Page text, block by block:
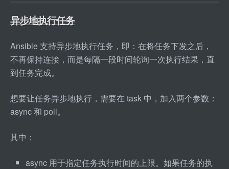
异步地执行任务
Ansible 支持异步地执行任务，即：在将任务下发之后，
不再保持连接，而是每隔一段时间轮询一次执行结果，直
到任务完成。
想要让任务异步地执行，需要在 task 中，加入两个参数：
async 和 poll。
其中：
async 用于指定任务执行时间的上限。如果任务的执